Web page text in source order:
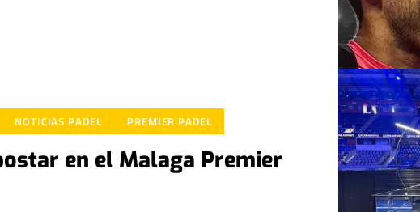
NOTICIAS PADEL PREMIER PADEL
en el Malaga Premier